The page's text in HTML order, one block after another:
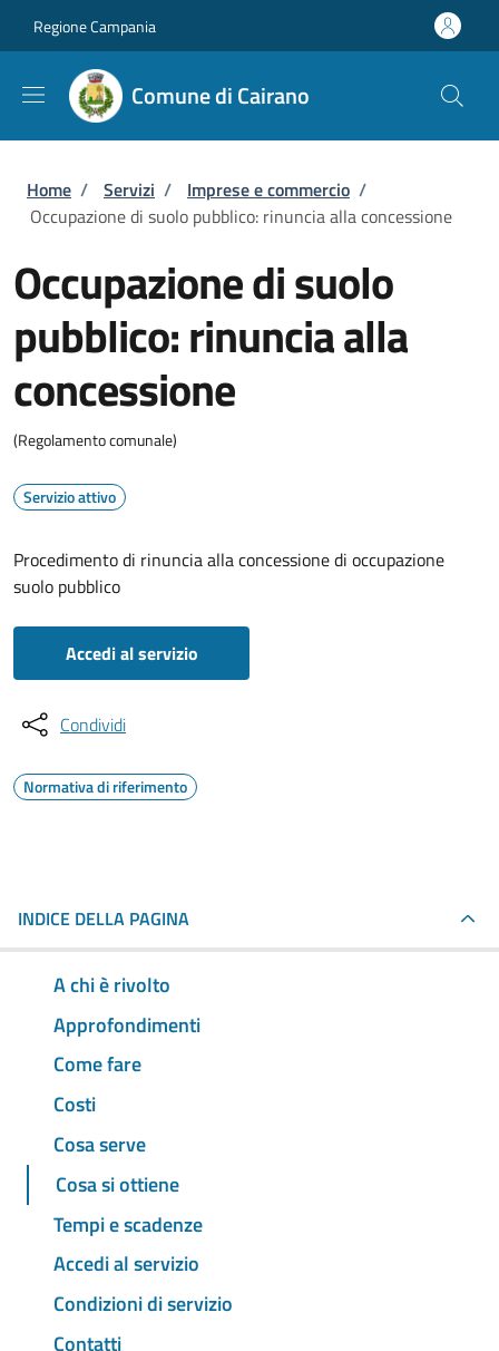
Regione Campania
Comune di Cairano
Briciole di pane
Home / Servizi / Imprese e commercio /
Occupazione di suolo pubblico: rinuncia alla concessione
Occupazione di suolo
pubblico: rinuncia alla
concessione
(Regolamento comunale)
Servizio attivo
Procedimento di rinuncia alla concessione di occupazione
suolo pubblico
Accedi al servizio
Condividi
Normativa di riferimento
INDICE DELLA PAGINA
A chi è rivolto
Approfondimenti
Come fare
Costi
Cosa serve
Cosa si ottiene
Tempi e scadenze
Accedi al servizio
Condizioni di servizio
Contatti